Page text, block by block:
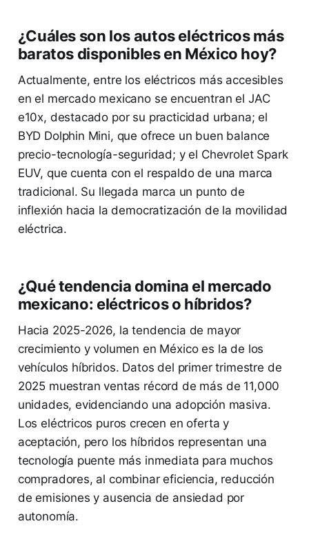
¿Cuáles son los autos eléctricos más
baratos disponibles en México hoy?
Actualmente, entre los eléctricos más accesibles
en el mercado mexicano se encuentran el JAC
e10x, destacado por su practicidad urbana; el
BYD Dolphin Mini, que ofrece un buen balance
precio-tecnología-seguridad; y el Chevrolet Spark
EUV, que cuenta con el respaldo de una marca
tradicional. Su llegada marca un punto de
inflexión hacia la democratización de la movilidad
eléctrica.
¿Qué tendencia domina el mercado
mexicano: eléctricos o híbridos?
Hacia 2025-2026, la tendencia de mayor
crecimiento y volumen en México es la de los
vehículos híbridos. Datos del primer trimestre de
2025 muestran ventas récord de más de 11,000
unidades, evidenciando una adopción masiva.
Los eléctricos puros crecen en oferta y
aceptación, pero los híbridos representan una
tecnología puente más inmediata para muchos
compradores, al combinar eficiencia, reducción
de emisiones y ausencia de ansiedad por
autonomía.